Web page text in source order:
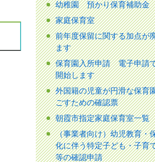
幼稚園 預かり保育補助金
家庭保育室
前年度保留に関する加点が
ます
保育園入所申請 電子申請
開始します
外国籍の児童が円滑な保育
ごすための確認票
朝霞市指定家庭保育室一覧
（事業者向け）幼児教育・
化に伴う特定子ども・子育
等の確認申請